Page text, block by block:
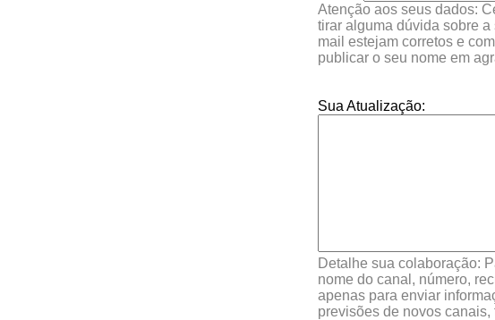
Atenção aos seus dados:
tirar alguma dúvida sobre
mail estejam corretos e
publicar o seu nome em
Sua Atualização:
Detalhe sua colaboração:
nome do canal, número,
apenas para enviar
previsões de novos